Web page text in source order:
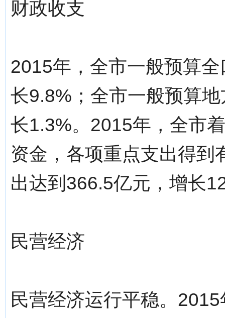
财政收支
2015年，全市一般预算
长9.8%；全市一般预算
长1.3%。2015年，全市
资金，各项重点支出得到
出达到366.5亿元，增长
民营经济
民营经济运行平稳。